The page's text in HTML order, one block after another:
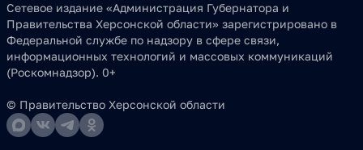
Сетевое издание «Администрация Губернатора и
Правительства Херсонской области» зарегистрировано в
Федеральной службе по надзору в сфере связи,
информационных технологий и массовых коммуникаций
(Роскомнадзор). 0+
© Правительство Херсонской области